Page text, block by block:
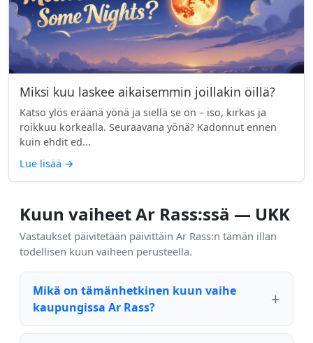
Miksi kuu laskee aikaisemmin joillakin öillä?
Katso ylös eräänä yönä ja siellä se on – iso, kirkas ja
roikkuu korkealla. Seuraavana yönä? Kadonnut ennen
kuin ehdit ed...
Lue lisää →
Kuun vaiheet Ar Rass:ssä — UKK
Vastaukset päivitetään päivittäin Ar Rass:n tämän illan
todellisen kuun vaiheen perusteella.
Mikä on tämänhetkinen kuun vaihe
kaupungissa Ar Rass?